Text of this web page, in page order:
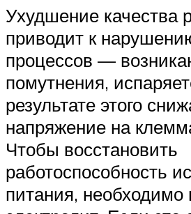
Ухудшение качества
приводит к
процессов —
помутнения,
результате этого
напряжение на
Чтобы восстановить
работоспособность
питания, необходимо